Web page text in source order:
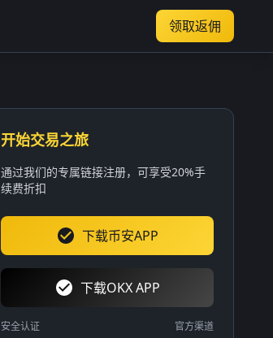
领取返佣
开始交易之旅
通过我们的专属链接注册，可享受20%手
续费折扣
下载币安APP
下载OKX APP
安全认证 官方渠道